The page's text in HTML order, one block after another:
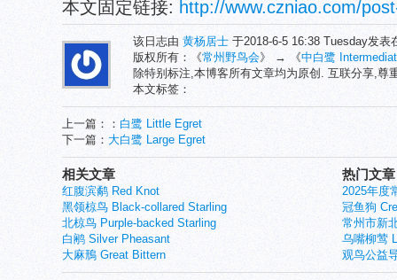
本文固定链接: http://www.czniao.com/
该日志由 黄杨居士 于2018-6-5 16:38 Tuesday发表
版权所有：《常州野鸟会》 → 《中白鹭
除特别标注,本博客所有文章均为原创. 互联分享,尊
本文标签：
上一篇：： 白鹭 Little Egret
下一篇： 大白鹭 Large Egret
热门文章
2025年度
冠鱼狗
常州市新
乌嘴柳莺
观鸟公益
相关文章
红腹滨鹬 Red Knot
黑领椋鸟 Black-collared Starling
北椋鸟 Purple-backed Starling
白鹇 Silver Pheasant
大麻鳽 Great Bittern